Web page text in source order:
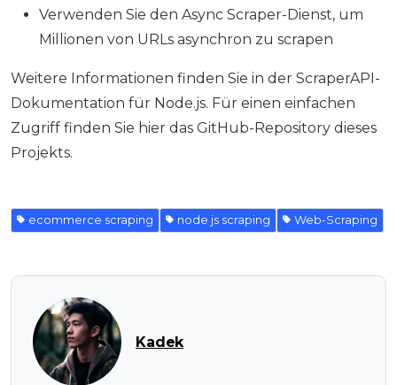
Verwenden Sie den Async Scraper-Dienst, um
Millionen von URLs asynchron zu scrapen
Weitere Informationen finden Sie in der ScraperAPI-
Dokumentation für Node.js. Für einen einfachen
Zugriff finden Sie hier das GitHub-Repository dieses
Projekts.
ecommerce scraping node js scraping Web-Scraping
Kadek